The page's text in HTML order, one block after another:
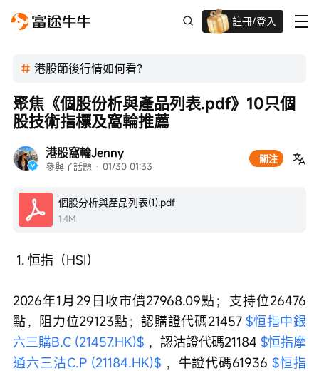
註冊/登入
港股節後行情如何看？
港股窩輪Jenny
參與了話題 · 01/30 01:33
關注
聚焦《個股份析與產品列表.pdf》10只個
股技術指標及窩輪推薦
個股分析與產品列表(1).pdf
1.4M
1. 恒指（HSI）
2026年1月29日收市價27968.09點；支持位26476
點，阻力位29123點；認購證代碼21457 $恒指中銀
六三購B.C (21457.HK)$ ，認沽證代碼21184 $恒指摩
通六三沽C.P (21184.HK)$ ，牛證代碼61936 $恒指